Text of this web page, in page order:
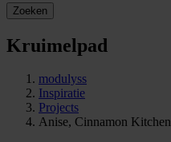
Zoeken
Kruimelpad
modulyss
Inspiratie
Projects
Anise, Cinnamon Kitchen